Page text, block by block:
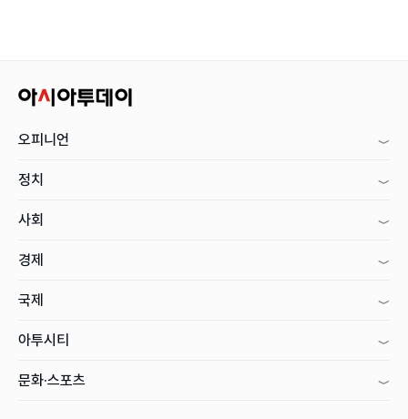
오피니언
정치
사회
경제
국제
아투시티
문화·스포츠